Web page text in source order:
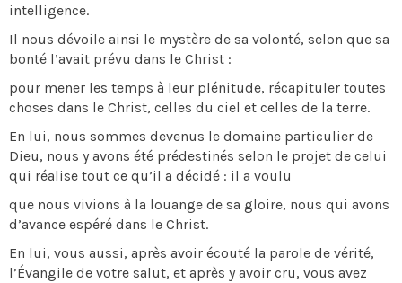
intelligence.
Il nous dévoile ainsi le mystère de sa volonté, selon que sa
bonté l’avait prévu dans le Christ :
pour mener les temps à leur plénitude, récapituler toutes
choses dans le Christ, celles du ciel et celles de la terre.
En lui, nous sommes devenus le domaine particulier de
Dieu, nous y avons été prédestinés selon le projet de celui
qui réalise tout ce qu’il a décidé : il a voulu
que nous vivions à la louange de sa gloire, nous qui avons
d’avance espéré dans le Christ.
En lui, vous aussi, après avoir écouté la parole de vérité,
l’Évangile de votre salut, et après y avoir cru, vous avez